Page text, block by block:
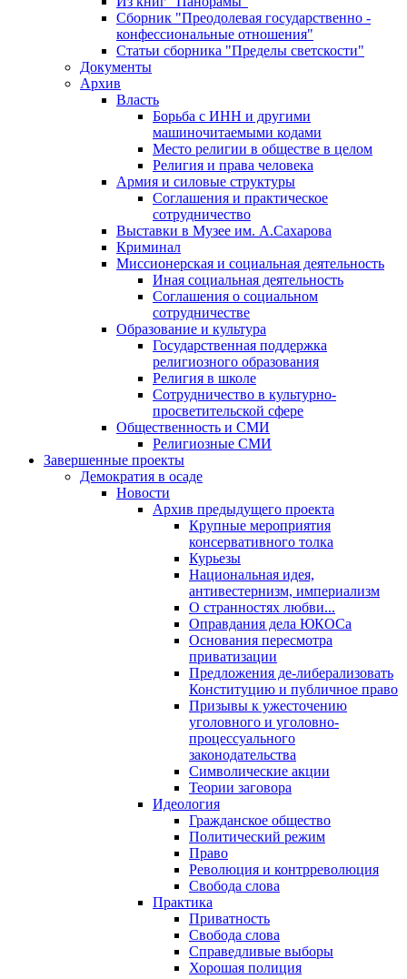
Сборник "Преодолевая государственно -
конфессиональные отношения"
Статьи сборника "Пределы светскости"
Документы
Архив
Власть
Борьба с ИНН и другими
машиночитаемыми кодами
Место религии в обществе в целом
Религия и права человека
Армия и силовые структуры
Соглашения и практическое
сотрудничество
Выставки в Музее им. А.Сахарова
Криминал
Миссионерская и социальная деятельность
Иная социальная деятельность
Соглашения о социальном
сотрудничестве
Образование и культура
Государственная поддержка
религиозного образования
Религия в школе
Сотрудничество в культурно-
просветительской сфере
Общественность и СМИ
Религиозные СМИ
Завершенные проекты
Демократия в осаде
Новости
Архив предыдущего проекта
Крупные мероприятия
консервативного толка
Курьезы
Национальная идея,
антивестернизм, империализм
О странностях любви...
Оправдания дела ЮКОСа
Основания пересмотра
приватизации
Предложения де-либерализовать
Конституцию и публичное право
Призывы к ужесточению
уголовного и уголовно-
процессуального
законодательства
Символические акции
Теории заговора
Идеология
Гражданское общество
Политический режим
Право
Революция и контрреволюция
Свобода слова
Практика
Приватность
Свобода слова
Справедливые выборы
Хорошая полиция